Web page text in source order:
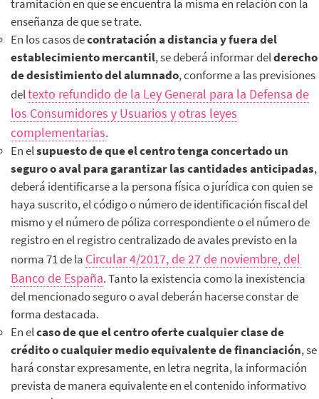
tramitación en que se encuentra la misma en relación con la
enseñanza de que se trate.
En los casos decontratación a distancia y fuera del
establecimiento mercantil, se deberá informar delderecho
de desistimiento del alumnado, conforme a las previsiones
deltexto refundido de la Ley General para la Defensa de
los Consumidores y Usuarios y otras leyes
complementarias.
En elsupuesto de que elcentro tengaconcertado un
seguro o aval para garantizar las cantidades anticipadas,
deberá identificarse a la persona física o jurídica con quien se
haya suscrito, el código o número de identificación fiscal del
mismo y el número de póliza correspondiente o el número de
registro en el registro centralizado de avales previsto en la
norma 71 de la Circular 4/2017, de 27 de noviembre, del
Banco de España. Tanto la existencia como la inexistencia
del mencionado seguro o aval deberán hacerse constar de
forma destacada.
En elcaso de que el centro oferte cualquier clase de
crédito o cualquier medio equivalente de financiación, se
hará constar expresamente, en letra negrita, la información
prevista de manera equivalente en el contenido informativo